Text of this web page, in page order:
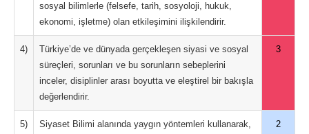
sosyal bilimlerle (felsefe, tarih, sosyoloji, hukuk,
ekonomi, işletme) olan etkileşimini ilişkilendirir.
4)
Türkiye’de ve dünyada gerçekleşen siyasi ve sosyal
süreçleri, sorunları ve bu sorunların sebeplerini
inceler, disiplinler arası boyutta ve eleştirel bir bakışla
değerlendirir.
3
5)
Siyaset Bilimi alanında yaygın yöntemleri kullanarak,
2